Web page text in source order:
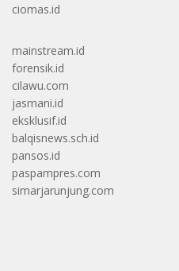
ciomas.id
mainstream.id
forensik.id
cilawu.com
jasmani.id
eksklusif.id
balqisnews.sch.id
pansos.id
paspampres.com
simarjarunjung.com